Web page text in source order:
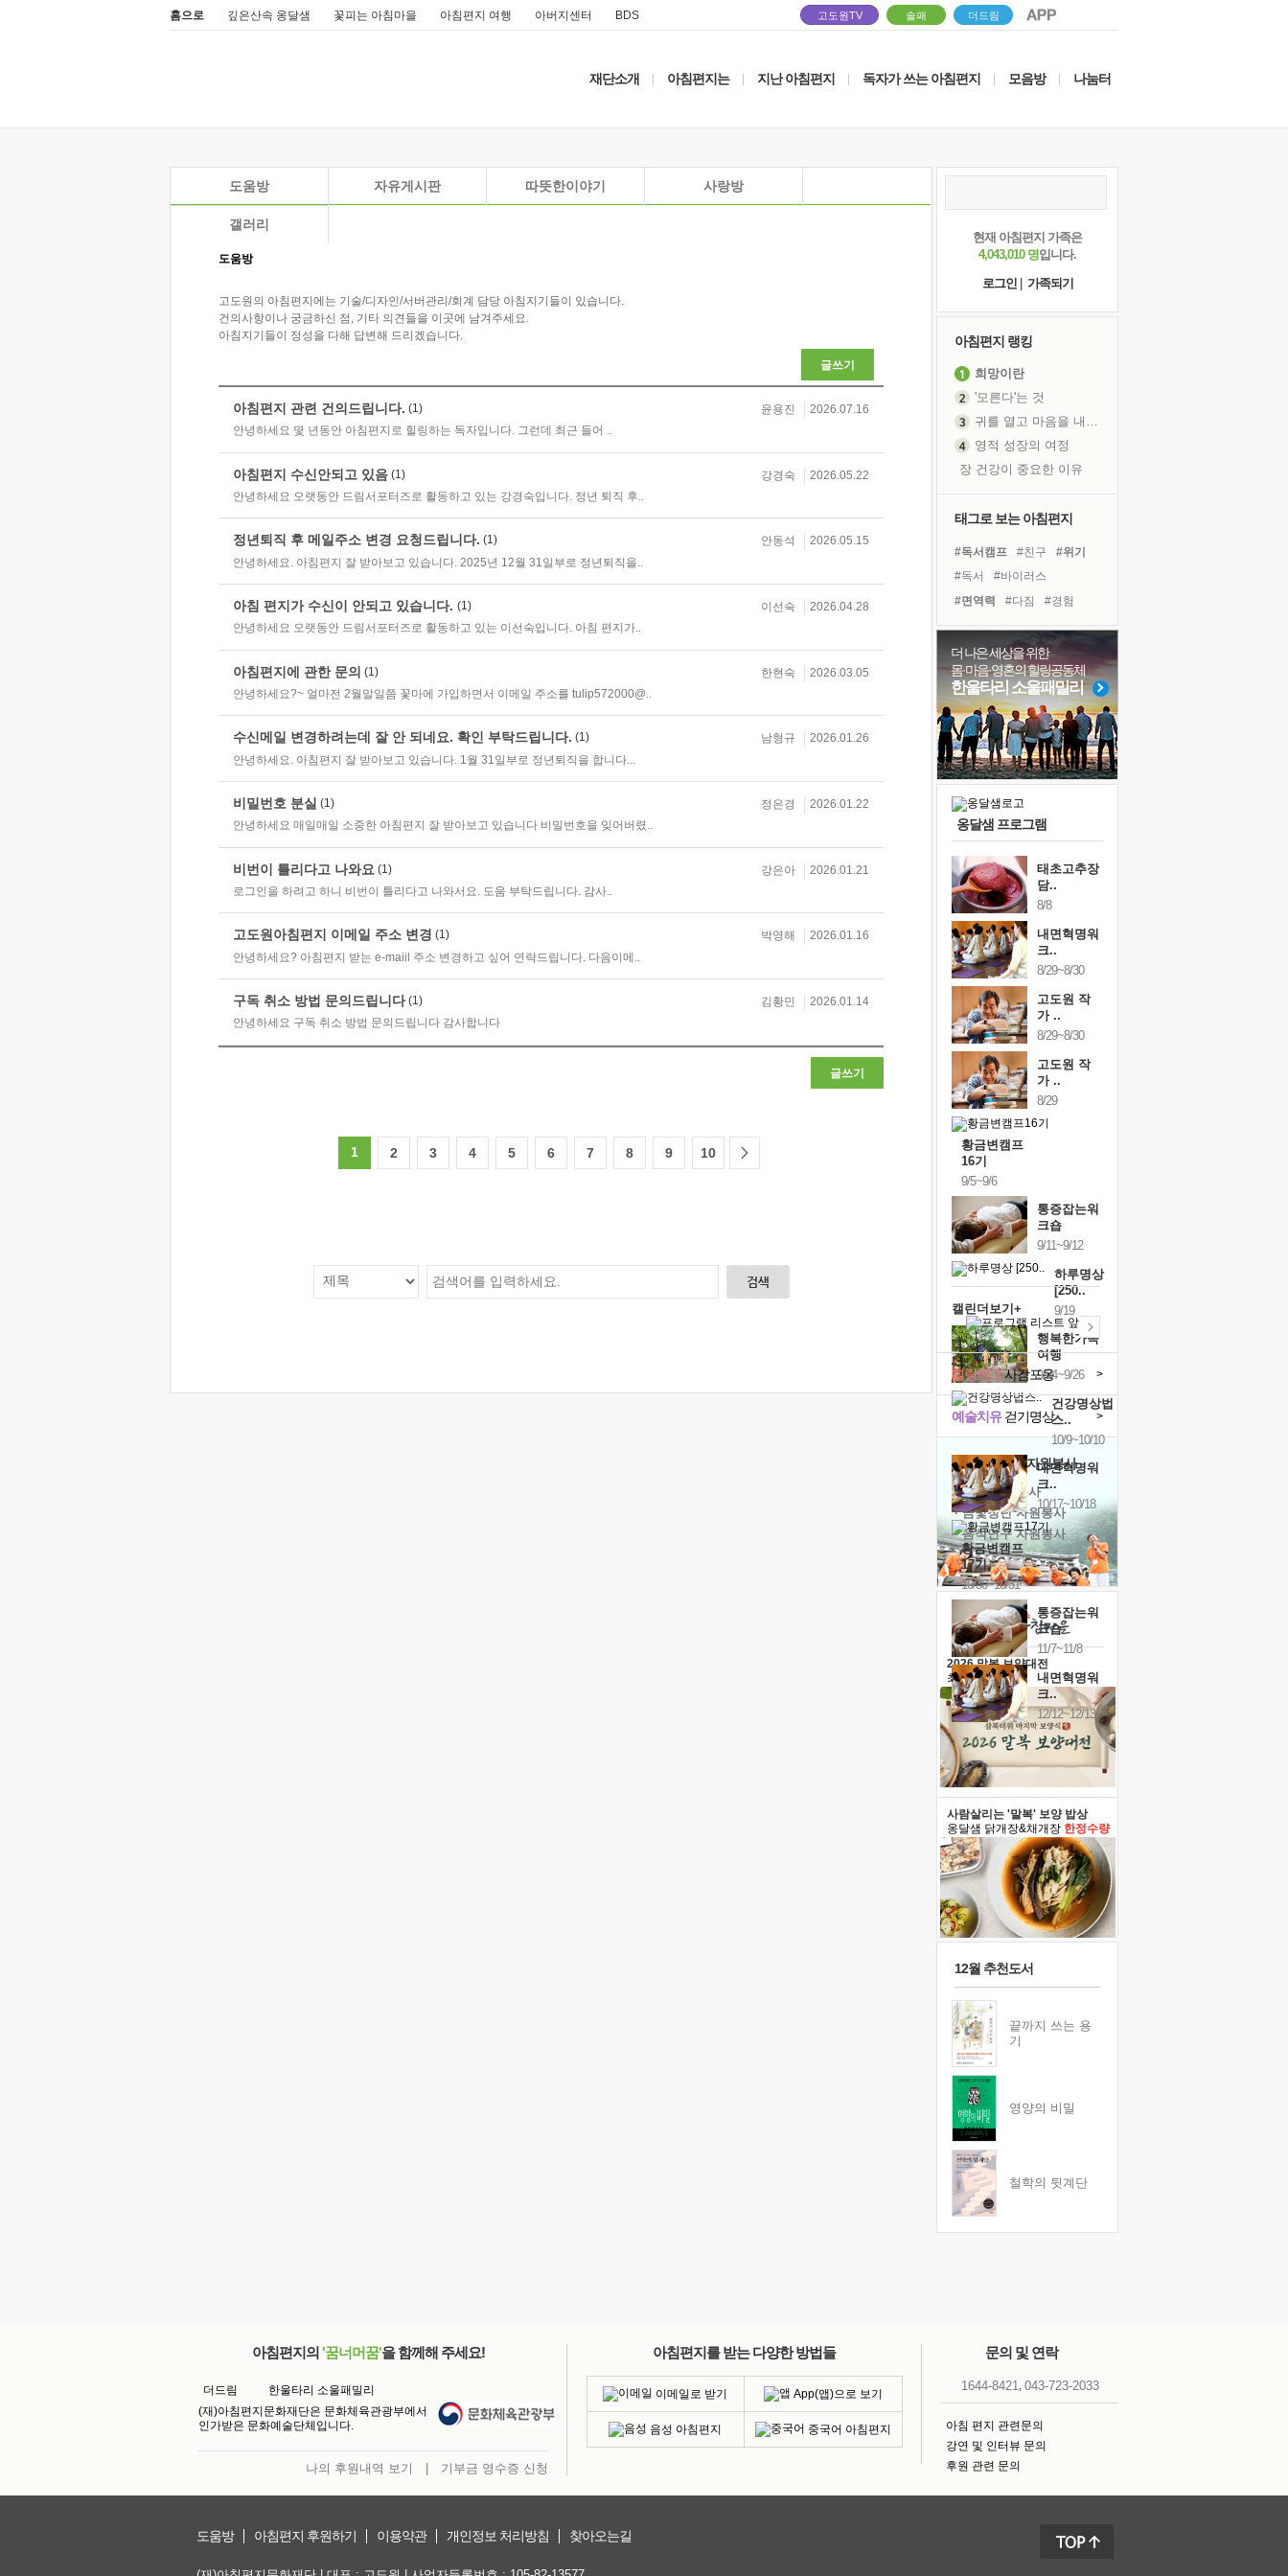
홈으로 깊은산속 옹달샘 꽃피는 아침마을 아침편지 여행 아버지센터 BDS 고도원TV 솔패 더드림
재단소개 아침편지는 지난 아침편지 독자가 쓰는 아침편지 모음방 나눔터
도움방 자유게시판 따뜻한이야기 사랑방
갤러리
도움방
고도원의 아침편지에는 기술/디자인/서버관리/회계 담당 아침지기들이 있습니다.
건의사항이나 궁금하신 점, 기타 의견들을 이곳에 남겨주세요.
아침지기들이 정성을 다해 답변해 드리겠습니다.
글쓰기
아침편지 관련 건의드립니다. (1)
안녕하세요 몇 년동안 아침편지로 힐링하는 독자입니다. 그런데 최근 들어 ..
윤용진 2026.07.16
아침편지 수신안되고 있음 (1)
안녕하세요 오랫동안 드림서포터즈로 활동하고 있는 강경숙입니다. 정년 퇴직 후..
강경숙 2026.05.22
정년퇴직 후 메일주소 변경 요청드립니다. (1)
안녕하세요. 아침편지 잘 받아보고 있습니다. 2025년 12월 31일부로 정년퇴직을..
안동석 2026.05.15
아침 편지가 수신이 안되고 있습니다. (1)
안녕하세요 오랫동안 드림서포터즈로 활동하고 있는 이선숙입니다. 아침 편지가..
이선숙 2026.04.28
아침편지에 관한 문의 (1)
안녕하세요?~ 얼마전 2월말일쯤 꽃마에 가입하면서 이메일 주소를 tulip572000@..
한현숙 2026.03.05
수신메일 변경하려는데 잘 안 되네요. 확인 부탁드립니다. (1)
안녕하세요. 아침편지 잘 받아보고 있습니다. 1월 31일부로 정년퇴직을 합니다...
남형규 2026.01.26
비밀번호 분실 (1)
안녕하세요 매일매일 소중한 아침편지 잘 받아보고 있습니다 비밀번호을 잊어버렸..
정은경 2026.01.22
비번이 틀리다고 나와요 (1)
로그인을 하려고 하니 비번이 틀리다고 나와서요. 도움 부탁드립니다. 감사..
강은아 2026.01.21
고도원아침편지 이메일 주소 변경 (1)
안녕하세요? 아침편지 받는 e-maiil 주소 변경하고 싶어 연락드립니다. 다음이메..
박영해 2026.01.16
구독 취소 방법 문의드립니다 (1)
안녕하세요 구독 취소 방법 문의드립니다 감사합니다
김황민 2026.01.14
글쓰기
1 2 3 4 5 6 7 8 9 10
현재 아침편지 가족은
4,043,010 명입니다.
로그인
가족되기
아침편지 랭킹
희망이란
'모른다'는 것
귀를 열고 마음을 내어주고
영적 성장의 여정
장 건강이 중요한 이유
꿈이 실제가 되는 것
'말 타는 법'을 먼저
졸업식 사진을 보며
극심한 변비, 어깨결림, 수면 장애
아픈 아버지를 위한 공간 설계
슬럼프
보고 싶은 어머니
못된 꼰대들
태그로 보는 아침편지
#독서캠프 #친구
#위기
#독서
#바이러스
#면역력
#다짐
#경험
#선택
#극복
#링컨학교
#나눔
#계획
#명상
#아이들
#유튜브
#비전캠프
#도움
#힐링
#리더
더 나은 세상을 위한
몸·마음·영혼의 힐링공동체
한울타리 소울패밀리
옹달샘 프로그램
태초고추장
담..
8/8
내면혁명워
크..
8/29~8/30
고도원 작
가 ..
8/29~8/30
고도원 작
가 ..
8/29
황금변캠프
16기
9/5~9/6
통증잡는워
크숍
9/11~9/12
하루명상
[250..
9/19
행복한가족
여행
9/24~9/26
건강명상법
스..
10/9~10/10
내면혁명워
크..
10/17~10/18
황금변캠프
17기
10/30~10/31
통증잡는워
크숍
11/7~11/8
내면혁명워
크..
12/12~12/13
캘린더보기+
예술치유걷기명상 >
힐링허그사감포옹 >
'옹달샘의 꽃'자원봉사
· 청년 자원봉사
· 금빛청년 자원봉사
· 음식연구 자원봉사
2026 말복 보양대전
최대74%할인
사람살리는 '말복' 보양 밥상
옹달샘 닭개장&채개장 한정수량
12월 추천도서
끝까지 쓰는 용
기
영양의 비밀
철학의 뒷계단
아침편지의 '꿈너머꿈'을 함께해 주세요!
더드림
한울타리 소울패밀리
(재)아침편지문화재단은 문화체육관광부에서
인가받은 문화예술단체입니다.
나의 후원내역 보기 기부금 영수증 신청
아침편지를 받는 다양한 방법들
이메일로 받기 App(앱)으로 보기
음성 아침편지 중국어 아침편지
문의 및 연락
1644-8421, 043-723-2033
아침 편지 관련문의
강연 및 인터뷰 문의
후원 관련 문의
도움방 아침편지 후원하기 이용약관 개인정보 처리방침 찾아오는길